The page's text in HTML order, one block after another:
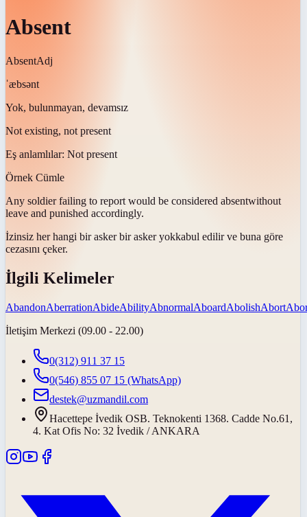
Absent
AbsentAdj
ˈæbsənt
Yok, bulunmayan, devamsız
Not existing, not present
Eş anlamlılar: Not present
Örnek Cümle
Any soldier failing to report would be considered absentwithout
leave and punished accordingly.
İzinsiz her hangi bir asker bir asker yokkabul edilir ve buna göre
cezasını çeker.
İlgili Kelimeler
AbandonAberrationAbideAbilityAbnormalAboardAbolishAbort
İletişim Merkezi (09.00 - 22.00)
0(312) 911 37 15
0(546) 855 07 15 (WhatsApp)
destek@uzmandil.com
Hacettepe İvedik OSB. Teknokenti 1368. Cadde No.61,
4. Kat Ofis No: 32 İvedik / ANKARA